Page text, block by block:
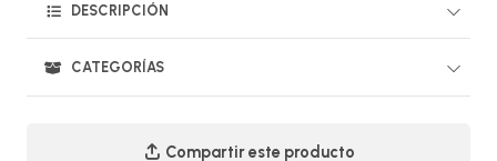
DESCRIPCIÓN
CATEGORÍAS
Compartir este producto